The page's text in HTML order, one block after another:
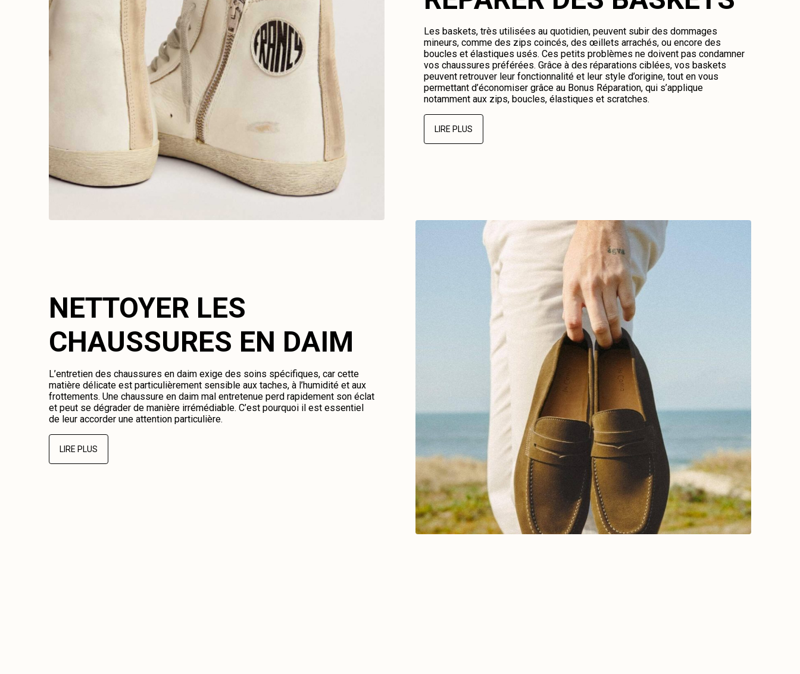
Les baskets, très utilisées au quotidien, peuvent subir des dommages
mineurs, comme des zips coincés, des œillets arrachés, ou encore des
boucles et élastiques usés. Ces petits problèmes ne doivent pas condamner
vos chaussures préférées. Grâce à des réparations ciblées, vos baskets
peuvent retrouver leur fonctionnalité et leur style d’origine, tout en vous
permettant d’économiser grâce au Bonus Réparation, qui s’applique
notamment aux zips, boucles, élastiques et scratches.
LIRE PLUS
NETTOYER LES
CHAUSSURES EN DAIM
L’entretien des chaussures en daim exige des soins spécifiques, car cette
matière délicate est particulièrement sensible aux taches, à l’humidité et aux
frottements. Une chaussure en daim mal entretenue perd rapidement son éclat
et peut se dégrader de manière irrémédiable. C’est pourquoi il est essentiel
de leur accorder une attention particulière.
LIRE PLUS